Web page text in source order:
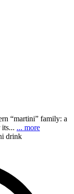
“martini” family: a
its... ... more
drink